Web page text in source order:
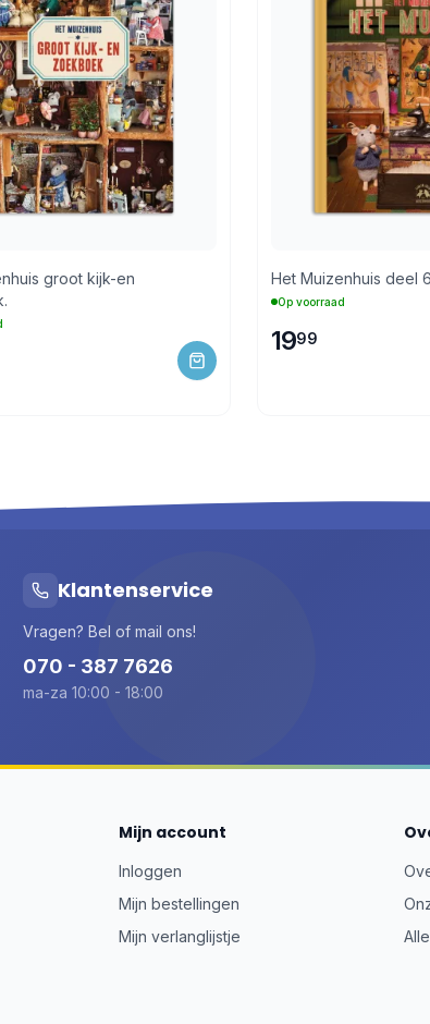
groot kijk-en
Het Muizenhuis deel
Op voorraad
1999
Klantenservice
Vragen? Bel of mail ons!
070 - 387 7626
ma-za 10:00 - 18:00
Mijn account
Inloggen
Mijn bestellingen
Mijn verlanglijstje